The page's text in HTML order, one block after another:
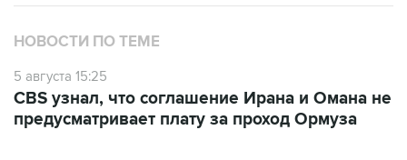
НОВОСТИ ПО ТЕМЕ
5 августа 15:25
CBS узнал, что соглашение Ирана и Омана не
предусматривает плату за проход Ормуза